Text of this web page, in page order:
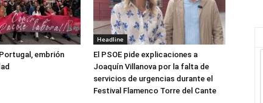
embrión
Headline
El PSOE pide explicaciones a
Joaquín Villanova por la falta de
servicios de urgencias durante el
Festival Flamenco Torre del Cante